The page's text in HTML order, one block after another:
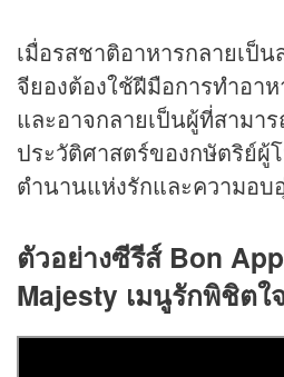
เมื่อรสชาติอาหารกลายเป็
จียองต้องใช้ฝีมือการทำอาห
และอาจกลายเป็นผู้ที่สามา
ประวัติศาสตร์ของกษัตริย์ผู้
ตำนานแห่งรักและความอ
ตัวอย่างซีรีส์ Bon
Majesty เมนูรักพิชิตใ